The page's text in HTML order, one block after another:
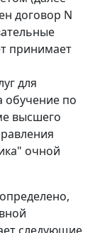
договор N
принимает
для
обучение по
высшего
очной